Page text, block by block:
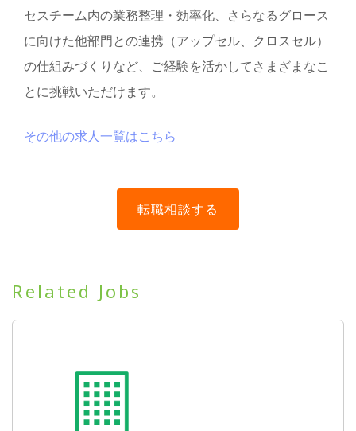
セスチーム内の業務整理・効率化、さらなるグロース
に向けた他部門との連携（アップセル、クロスセル）
の仕組みづくりなど、ご経験を活かしてさまざまなこ
とに挑戦いただけます。
その他の求人一覧はこちら
Related Jobs